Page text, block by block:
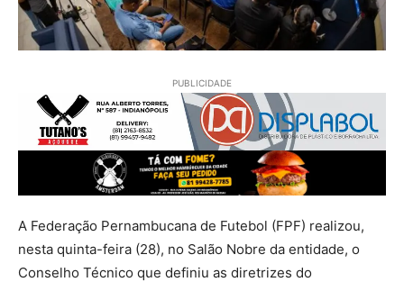
PUBLICIDADE
A Federação Pernambucana de Futebol (FPF) realizou,
nesta quinta-feira (28), no Salão Nobre da entidade, o
Conselho Técnico que definiu as diretrizes do